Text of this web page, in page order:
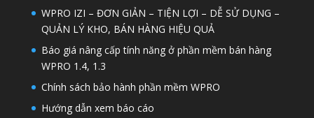
WPRO IZI – ĐƠN GIẢN – TIỆN LỢI – DỄ SỬ DỤNG –
QUẢN LÝ KHO, BÁN HÀNG HIỆU QUẢ
Báo giá nâng cấp tính năng ở phần mềm bán hàng
WPRO 1.4, 1.3
Chính sách bảo hành phần mềm WPRO
Hướng dẫn xem báo cáo